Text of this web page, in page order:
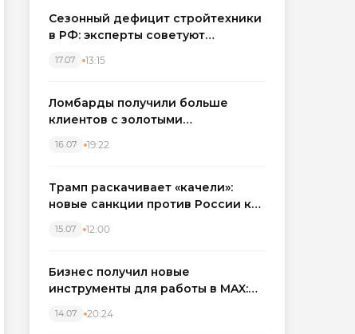
Сезонный дефицит стройтехники
в РФ: эксперты советуют
17.07 13:15
Ломбарды получили больше
клиентов с золотыми
вырос на фоне подорожания
16.07 19:22
Трамп раскачивает «качели»:
новые санкции против России как
15.07 12:00
Бизнес получил новые
инструменты для работы в MAX:
автоматизируют обработку
14.07 20:24